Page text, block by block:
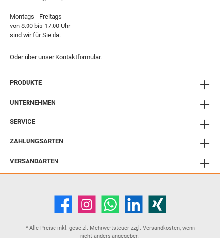
Montags - Freitags
von 8.00 bis 17.00 Uhr
sind wir für Sie da.
Oder über unser Kontaktformular.
PRODUKTE
UNTERNEHMEN
SERVICE
ZAHLUNGSARTEN
VERSANDARTEN
* Alle Preise inkl. gesetzl. Mehrwertsteuer zzgl. Versandkosten, wenn
nicht anders angegeben.